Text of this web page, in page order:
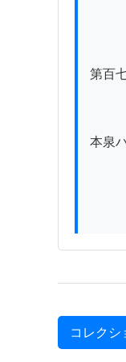
群
願
第百
温
本泉
コレクシ